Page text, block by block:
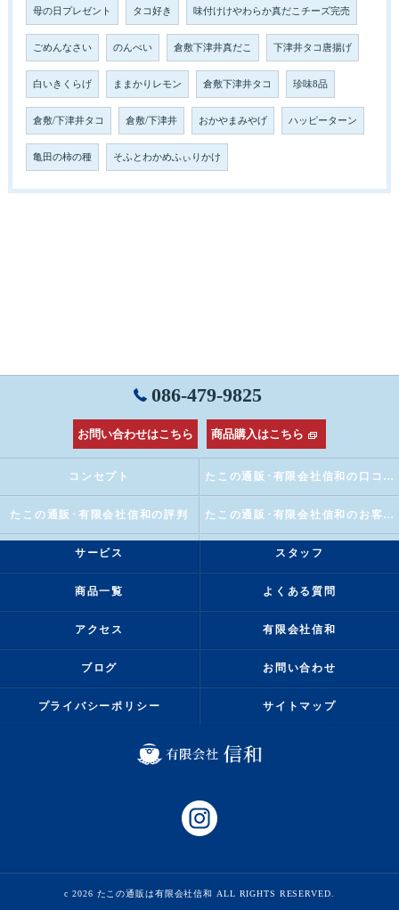
母の日プレゼント タコ好き 味付けけやわらか真だこチーズ完売
ごめんなさい のんべい 倉敷下津井真だこ 下津井タコ唐揚げ
白いきくらげ ままかりレモン 倉敷下津井タコ 珍味8品
倉敷/下津井タコ 倉敷/下津井 おかやまみやげ ハッピーターン
亀田の柿の種 そふとわかめふぃりかけ
086-479-9825
お問い合わせはこちら 商品購入はこちら
コンセプト たこの通販･有限会社信和の口コミ情報
たこの通販･有限会社信和の評判 たこの通販･有限会社信和のお客様の声
サービス スタッフ
商品一覧 よくある質問
アクセス 有限会社信和
ブログ お問い合わせ
プライバシーポリシー サイトマップ
c 2026 たこの通販は有限会社信和 ALL RIGHTS RESERVED.